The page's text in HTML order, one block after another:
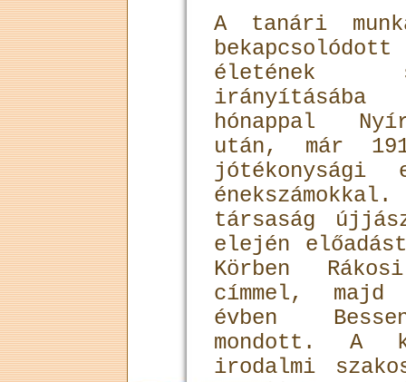
A tanári
életének
hónappal
után, már
társaság
elején
Körben
címmel, majd
évben
mondott. A
irodalmi